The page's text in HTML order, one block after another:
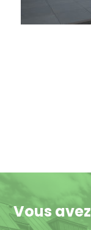
Vous